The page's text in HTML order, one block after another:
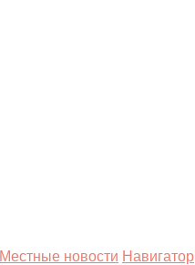
Местные новости Навигатор